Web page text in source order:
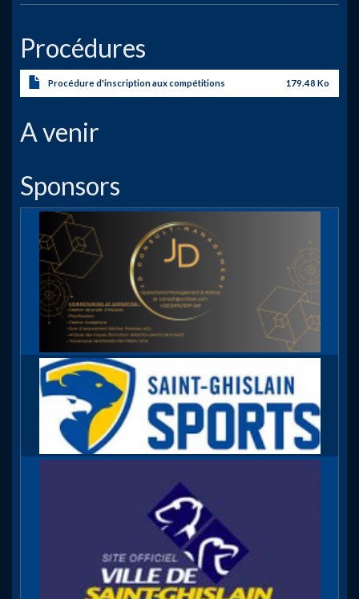
Procédures
Procédure d'inscription aux compétitions 179.48 Ko
A venir
Sponsors